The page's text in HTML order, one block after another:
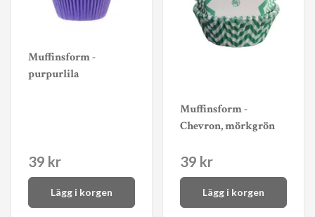
Muffinsform -
purpurlila
39 kr
Lägg i korgen
Muffinsform -
Chevron, mörkgrön
39 kr
Lägg i korgen